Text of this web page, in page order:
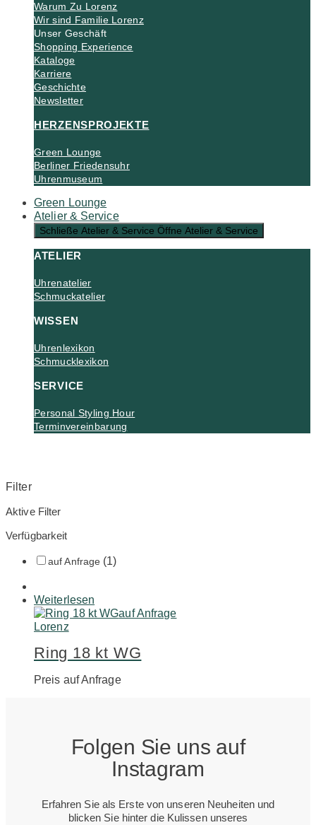
Warum Zu Lorenz
Wir sind Familie Lorenz
Unser Geschäft
Shopping Experience
Kataloge
Karriere
Geschichte
Newsletter
HERZENSPROJEKTE
Green Lounge
Berliner Friedensuhr
Uhrenmuseum
Green Lounge
Atelier & Service
Schließe Atelier & Service Öffne Atelier & Service
ATELIER
Uhrenatelier
Schmuckatelier
WISSEN
Uhrenlexikon
Schmucklexikon
SERVICE
Personal Styling Hour
Terminvereinbarung
Filter
Aktive Filter
Verfügbarkeit
auf Anfrage (1)
Weiterlesen
auf Anfrage
Lorenz
Ring 18 kt WG
Preis auf Anfrage
Folgen Sie uns auf
Instagram
Erfahren Sie als Erste von unseren Neuheiten und
blicken Sie hinter die Kulissen unseres